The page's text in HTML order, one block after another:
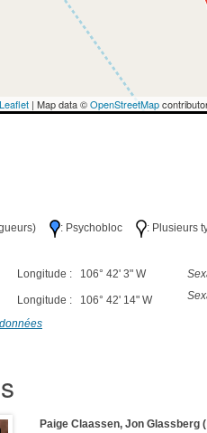
Leaflet| Map data ©OpenStreetMap
: Psychobloc : Plusieurs
Longitude : 106° 42' 3" W
Longitude : 106° 42' 14" W
Paige Claassen, Jon Glassberg